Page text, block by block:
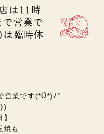
は11時
営業で
臨時休
営業です(*Ü*)ﾉ”
焼も